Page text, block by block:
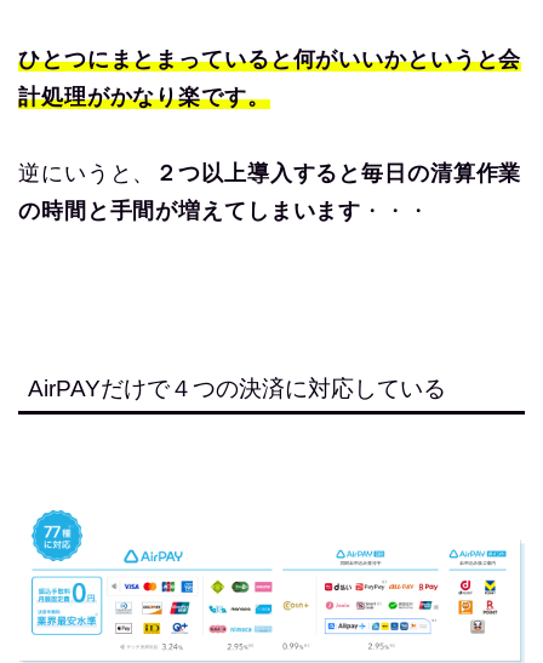
ひとつにまとまっていると何がいいかというと会
計処理がかなり楽です。
逆にいうと、
２つ以上導入すると毎日の清算作業
の時間と手間が増えてしまいます ・・・
AirPAYだけで４つの決済に対応している